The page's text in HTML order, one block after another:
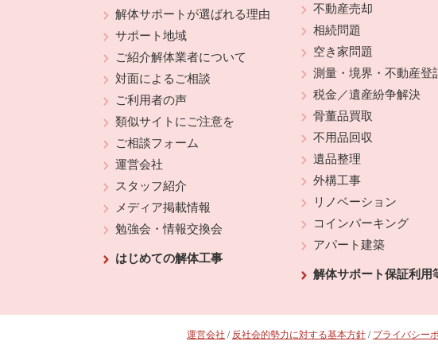
解体サポートが選ばれる理由
サポート地域
ご紹介解体業者について
対面によるご相談
ご利用者の声
類似サイトにご注意を
ご相談フォーム
運営会社
スタッフ紹介
メディア掲載情報
勉強会・情報交換会
はじめての解体工事
不動産売却
相続問題
空き家問題
測量・境界・不動産登
税金／遺産紛争解決
骨董品買取
不用品回収
遺品整理
外構工事
リノベーション
コインパーキング
アパート建築
解体サポート保証利用
運営会社 / 反社会的勢力に対する基本方針 / プライバシー